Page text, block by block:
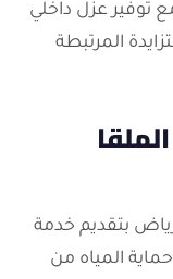
توفير عزل داخلي
المرتبطة
بتقديم خدمة
حماية المياه من